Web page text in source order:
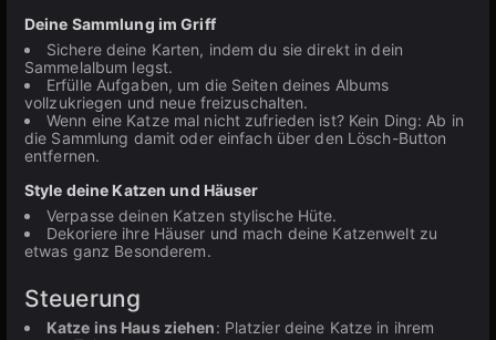
Deine Sammlung im Griff
Sichere deine Karten, indem du sie direkt in dein
Sammelalbum legst.
Erfülle Aufgaben, um die Seiten deines Albums
vollzukriegen und neue freizuschalten.
Wenn eine Katze mal nicht zufrieden ist? Kein Ding: Ab in
die Sammlung damit oder einfach über den Lösch-Button
entfernen.
Style deine Katzen und Häuser
Verpasse deinen Katzen stylische Hüte.
Dekoriere ihre Häuser und mach deine Katzenwelt zu
etwas ganz Besonderem.
Steuerung
Katze ins Haus ziehen: Platzier deine Katze in ihrem